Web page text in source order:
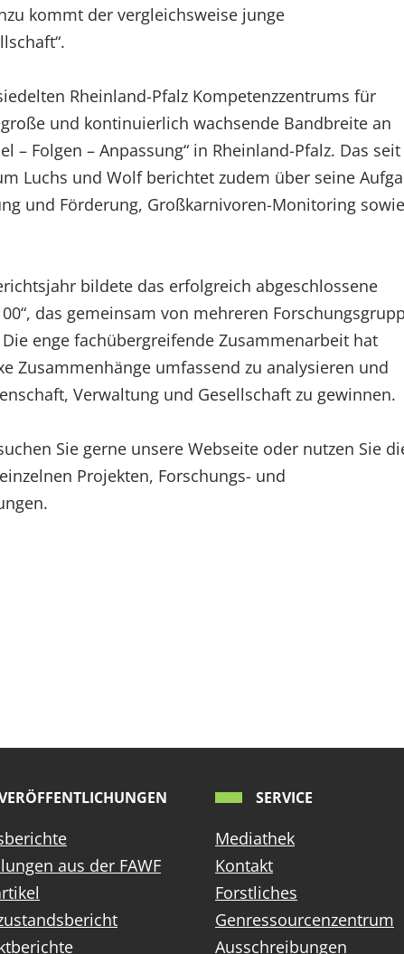
kommt der vergleichsweise junge
Rheinland-Pfalz Kompetenzzentrums für
und kontinuierlich wachsende Bandbreite an
– Folgen – Anpassung“ in Rheinland-Pfalz. Das seit
Luchs und Wolf berichtet zudem über seine
und Förderung, Großkarnivoren-Monitoring sowie
bildete das erfolgreich abgeschlossene
das gemeinsam von mehreren
enge fachübergreifende Zusammenarbeit hat
Zusammenhänge umfassend zu analysieren und
Verwaltung und Gesellschaft zu gewinnen.
Sie gerne unsere Webseite oder nutzen Sie
Projekten, Forschungs- und
aus der FAWF
SERVICE
Mediathek
Kontakt
Forstliches
Genressourcenzentrum
Ausschreibungen